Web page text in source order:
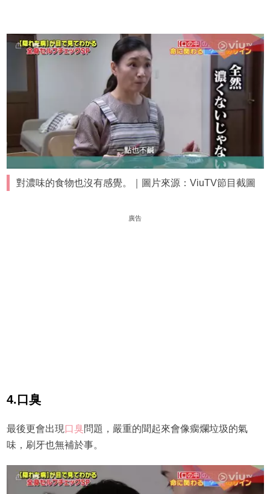
對濃味的食物也沒有感覺。｜圖片來源：ViuTV節目截圖
廣告
4.口臭
最後更會出現口臭問題，嚴重的聞起來會像瘸爛垃圾的氣
味，刷牙也無補於事。